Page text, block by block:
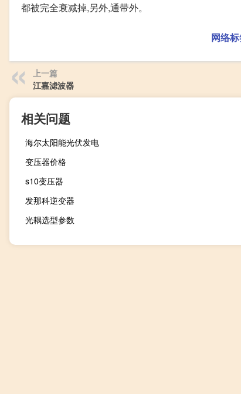
都被完全衰减掉,另外,通带外。
网络标
上一篇
江嘉滤波器
相关问题
海尔太阳能光伏发电
变压器价格
s10变压器
发那科逆变器
光耦选型参数